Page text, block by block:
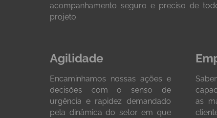
acompanhamento seguro e preciso de
projeto.
Agilidade
Encaminhamos nossas ações e
decisões com o senso de
urgência e rapidez demandado
pela dinâmica do setor em que
as